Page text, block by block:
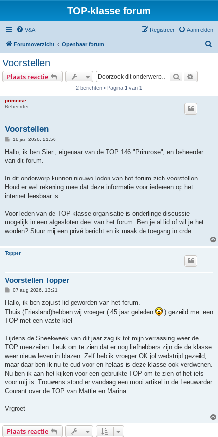
TOP-klasse forum
V&A Aanmelden
Registreer
Forumoverzicht Openbaar forum
Voorstellen
Plaats reactie Zoek
2 berichten • Pagina 1 van 1
primrose
Beheerder
Voorstellen
B
r
c
18 jan 2026, 21:50
Hallo, ik ben Siert, eigenaar van de TOP 146 "Primrose", en beheerder
van dit forum.
In dit onderwerp kunnen nieuwe leden van het forum zich voorstellen.
Houd er wel rekening mee dat deze informatie voor iedereen op het
internet leesbaar is.
Voor leden van de TOP-klasse organisatie is onderlinge discussie
mogelijk in een afgesloten deel van het forum. Ben je al lid of wil je het
worden? Stuur mij een privé bericht en ik maak de toegang in orde.
Topper
Voorstellen Topper
B
r
c
h
t
07 aug 2026, 13:21
Hallo, ik ben zojuist lid geworden van het forum.
Thuis (Friesland)hebben wij vroeger ( 45 jaar geleden
) gezeild met een
TOP met een vaste kiel.
Tijdens de Sneekweek van dit jaar zag ik tot mijn verrassing weer de
TOP meezeilen. Leuk om te zien dat er nog liefhebbers zijn die de klasse
weer nieuw leven in blazen. Zelf heb ik vroeger OK jol wedstrijd gezeild,
maar daar ben ik nu te oud voor en helaas is deze klasse ook verdwenen.
Nu ben ik aan het kijken voor een gebruikte TOP om te zien of het iets
voor mij is. Trouwens stond er vandaag een mooi artikel in de Leeuwarder
Courant over de TOP van Mattie en Marina.
Vrgroet
Plaats reactie